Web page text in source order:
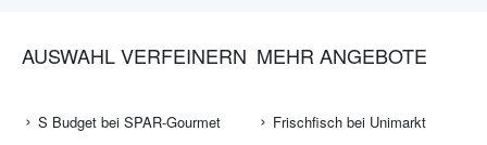
AUSWAHL VERFEINERN
S Budget bei SPAR-Gourmet
MEHR ANGEBOTE
Frischfisch bei Unimarkt